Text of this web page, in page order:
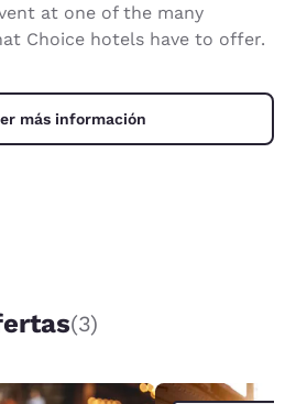
at one of the many
Choice hotels have to offer.
más información
(3)